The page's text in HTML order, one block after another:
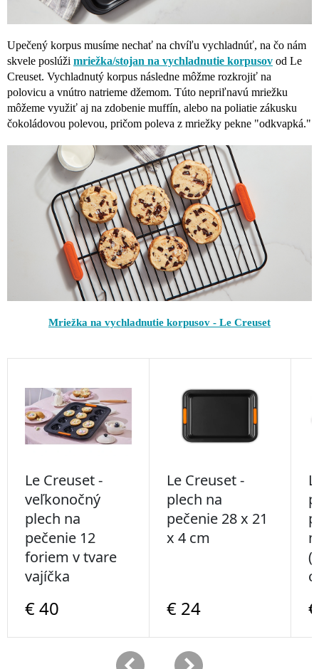
Upečený korpus musíme nechať na chvíľu vychladnúť, na čo nám
skvele poslúži mriežka/stojan na vychladnutie korpusov od Le
Creuset. Vychladnutý korpus následne môžme rozkrojiť na
polovicu a vnútro natrieme džemom. Túto nepriľnavú mriežku
môžeme využiť aj na zdobenie muffín, alebo na poliatie zákusku
čokoládovou polevou, pričom poleva z mriežky pekne "odkvapká."
Mriežka na vychladnutie korpusov - Le Creuset